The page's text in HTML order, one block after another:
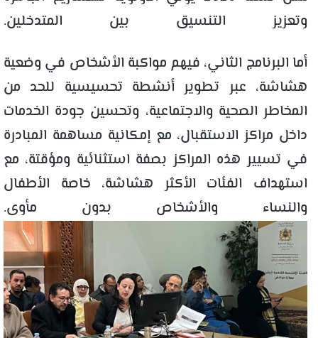
وتعزيز التنسيق بين المتدخلين.
أما البرنامج الثاني، فيهم مواكبة الأشخاص في وضعية
هشاشة، عبر تطوير أنشطة تحسيسية للحد من
المخاطر الصحية والاجتماعية، وتحسين جودة الخدمات
داخل مراكز الاستقبال، مع إمكانية مساهمة المبادرة
في تسيير هذه المراكز بصفة استثنائية ومؤقتة، مع
استهداف الفئات الأكثر هشاشة، خاصة الأطفال
والنساء والأشخاص بدون مأوى.